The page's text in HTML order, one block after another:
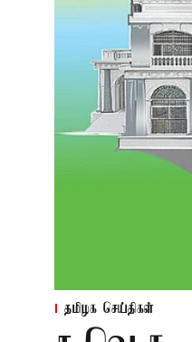
தமிழக செய்திகள்